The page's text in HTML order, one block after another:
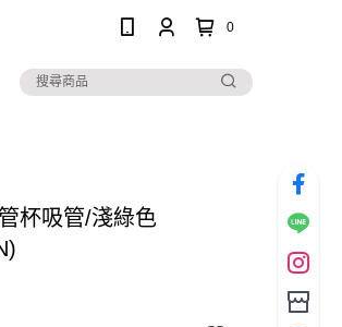
0
杯吸管/淺綠色